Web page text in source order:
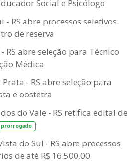
Social e Psicólogo
RS abre processos seletivos
de reserva
RS abre seleção para Técnico
Médica
- RS abre seleção para
e obstetra
do Vale - RS retifica edital de
prorrogado
do Sul - RS abre processos
de até R$ 16.500,00